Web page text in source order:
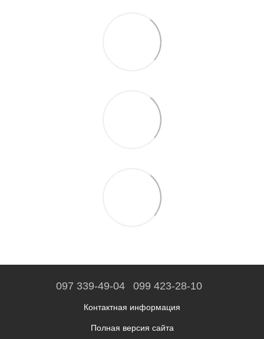
097 339-49-04 099 423-28-10
Контактная информация
Полная версия сайта